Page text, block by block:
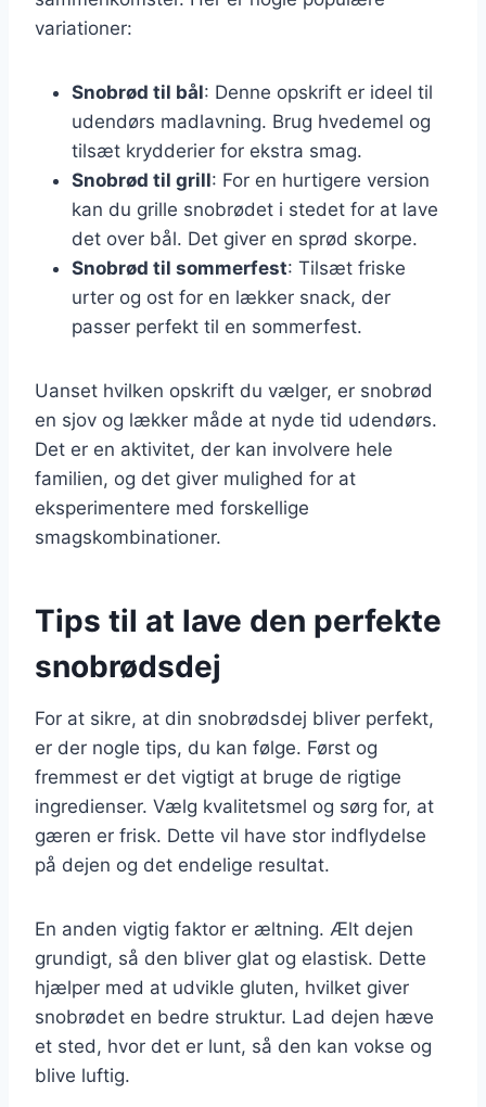
variationer:
Snobrød til bål: Denne opskrift er ideel til
udendørs madlavning. Brug hvedemel og
tilsæt krydderier for ekstra smag.
Snobrød til grill: For en hurtigere version
kan du grille snobrødet i stedet for at lave
det over bål. Det giver en sprød skorpe.
Snobrød til sommerfest: Tilsæt friske
urter og ost for en lækker snack, der
passer perfekt til en sommerfest.
Uanset hvilken opskrift du vælger, er snobrød
en sjov og lækker måde at nyde tid udendørs.
Det er en aktivitet, der kan involvere hele
familien, og det giver mulighed for at
eksperimentere med forskellige
smagskombinationer.
Tips til at lave den perfekte
snobrødsdej
For at sikre, at din snobrødsdej bliver perfekt,
er der nogle tips, du kan følge. Først og
fremmest er det vigtigt at bruge de rigtige
ingredienser. Vælg kvalitetsmel og sørg for, at
gæren er frisk. Dette vil have stor indflydelse
på dejen og det endelige resultat.
En anden vigtig faktor er æltning. Ælt dejen
grundigt, så den bliver glat og elastisk. Dette
hjælper med at udvikle gluten, hvilket giver
snobrødet en bedre struktur. Lad dejen hæve
et sted, hvor det er lunt, så den kan vokse og
blive luftig.